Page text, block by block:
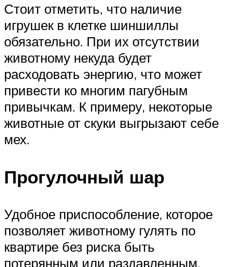
Стоит отметить, что наличие
игрушек в клетке шиншиллы
обязательно. При их отсутствии
животному некуда будет
расходовать энергию, что может
привести ко многим пагубным
привычкам. К примеру, некоторые
животные от скуки выгрызают себе
мех.
Прогулочный шар
Удобное приспособление, которое
позволяет животному гулять по
квартире без риска быть
потерянным или раздавленным.